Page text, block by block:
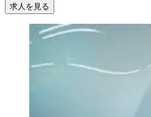
求人を見る